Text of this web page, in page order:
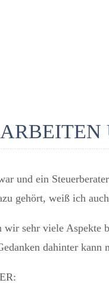
und ein
gehört, weiß ich
sehr viele
dahinter kann